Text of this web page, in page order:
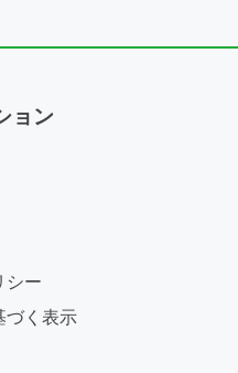
ョン
シー
づく表示